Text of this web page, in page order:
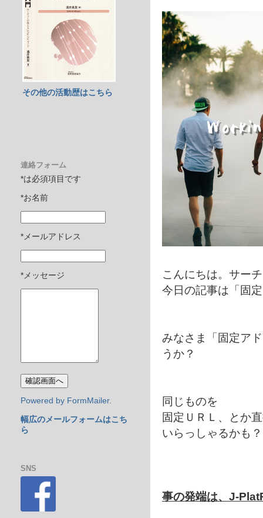
こんにちは。サー
今日の記事は「固
みなさま「固定ア
うか？
同じものを
固定ＵＲＬ、とか
いらっしゃるかも？
事の発端は、J-
その他の活動歴はこちら
連絡フォーム
*は必須項目です
*お名前
*メールアドレス
*メッセージ
Powered by FormMailer.
幅広のメールフォームはこち
ら
SNS